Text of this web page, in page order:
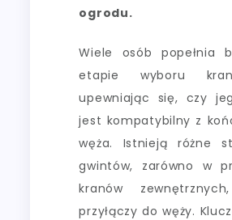
ogrodu.
Wiele osób popełnia
etapie wyboru
upewniając się, czy
jest kompatybilny z
węża. Istnieją różne
gwintów, zarówno w
kranów
przyłączy do węży.